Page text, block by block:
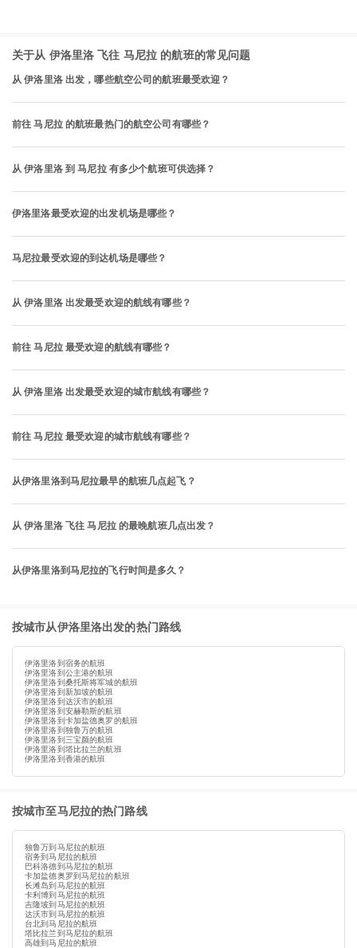
关于从 伊洛里洛 飞往 马尼拉 的航班的常见问题
从 伊洛里洛 出发，哪些航空公司的航班最受欢迎？
前往 马尼拉 的航班最热门的航空公司有哪些？
从 伊洛里洛 到 马尼拉 有多少个航班可供选择？
伊洛里洛最受欢迎的出发机场是哪些？
马尼拉最受欢迎的到达机场是哪些？
从 伊洛里洛 出发最受欢迎的航线有哪些？
前往 马尼拉 最受欢迎的航线有哪些？
从 伊洛里洛 出发最受欢迎的城市航线有哪些？
前往 马尼拉 最受欢迎的城市航线有哪些？
从伊洛里洛到马尼拉最早的航班几点起飞？
从 伊洛里洛 飞往 马尼拉 的最晚航班几点出发？
从伊洛里洛到马尼拉的飞行时间是多久？
按城市从伊洛里洛出发的热门路线
伊洛里洛到宿务的航班
伊洛里洛到公主港的航班
伊洛里洛到桑托斯将军城的航班
伊洛里洛到新加坡的航班
伊洛里洛到达沃市的航班
伊洛里洛到安赫勒斯的航班
伊洛里洛到卡加盐德奥罗的航班
伊洛里洛到独鲁万的航班
伊洛里洛到三宝颜的航班
伊洛里洛到塔比拉兰的航班
伊洛里洛到香港的航班
按城市至马尼拉的热门路线
独鲁万到马尼拉的航班
宿务到马尼拉的航班
巴科洛德到马尼拉的航班
卡加盐德奥罗到马尼拉的航班
长滩岛到马尼拉的航班
卡利博到马尼拉的航班
吉隆坡到马尼拉的航班
达沃市到马尼拉的航班
台北到马尼拉的航班
塔比拉兰到马尼拉的航班
高雄到马尼拉的航班